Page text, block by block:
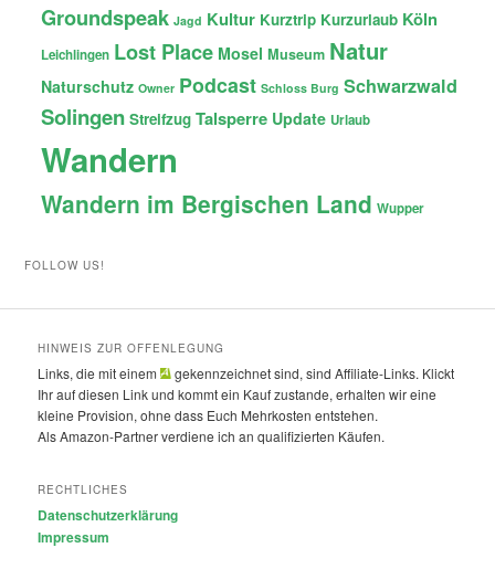
Groundspeak Jagd Kultur Kurztrip Kurzurlaub Köln
Leichlingen Lost Place Mosel Museum Natur
Naturschutz Owner Podcast Schloss Burg Schwarzwald
Solingen Streifzug Talsperre Update Urlaub
Wandern
Wandern im Bergischen Land Wupper
FOLLOW US!
HINWEIS ZUR OFFENLEGUNG
Links, die mit einem
gekennzeichnet sind, sind Affiliate-Links. Klickt
Ihr auf diesen Link und kommt ein Kauf zustande, erhalten wir eine
kleine Provision, ohne dass Euch Mehrkosten entstehen.
Als Amazon-Partner verdiene ich an qualifizierten Käufen.
RECHTLICHES
Datenschutzerklärung
Impressum